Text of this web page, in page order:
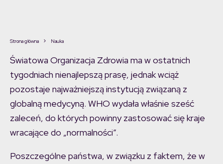
Strona główna Nauka
Światowa Organizacja Zdrowia ma w ostatnich
tygodniach nienajlepszą prasę, jednak wciąż
pozostaje najważniejszą instytucją związaną z
globalną medycyną. WHO wydała właśnie sześć
zaleceń, do których powinny zastosować się kraje
wracające do „normalności”.
Poszczególne państwa, w związku z faktem, że w